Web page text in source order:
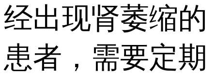
经出现肾萎缩的
患者，需要定期